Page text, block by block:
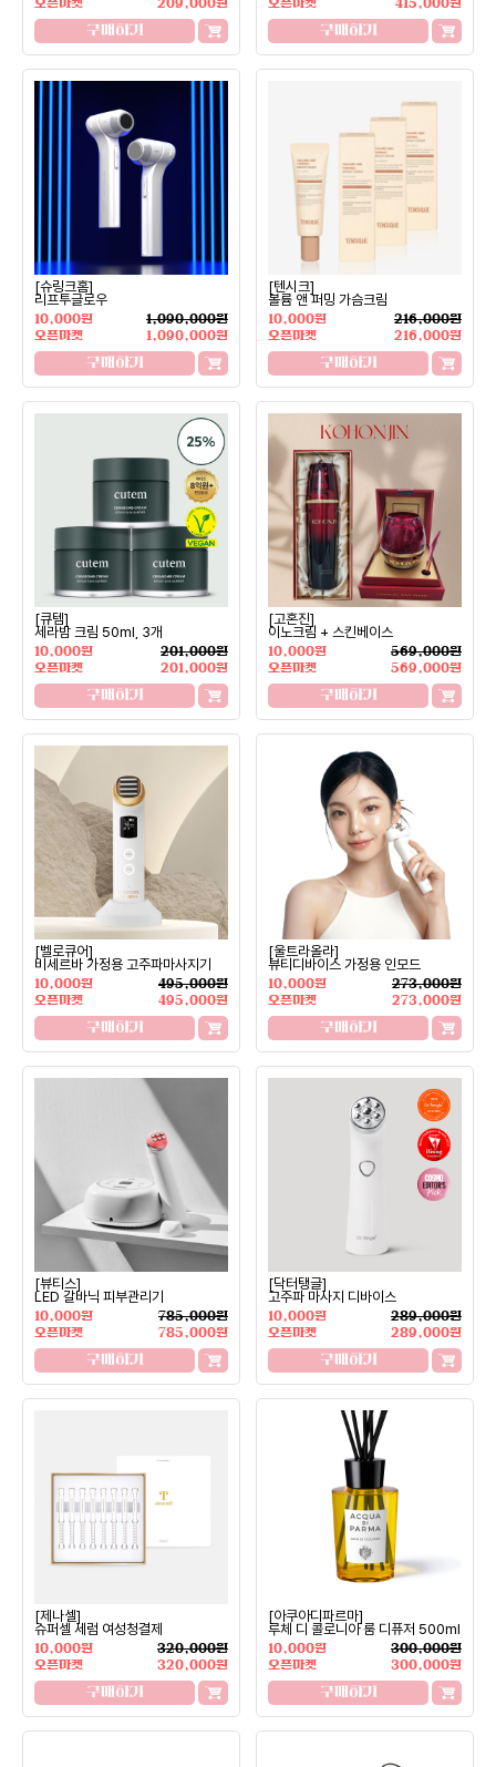
오픈마켓 209,000원
구매하기
오픈마켓 415,000원
구매하기
[슈링크홈]
리프투글로우
10,000원
1,090,000원
오픈마켓
1,090,000원
구매하기
[텐시크]
볼륨 앤 퍼밍 가슴크림
10,000원
216,000원
오픈마켓
216,000원
구매하기
[큐템]
세라밤 크림 50ml, 3개
10,000원
201,000원
오픈마켓
201,000원
구매하기
[고혼진]
이노크림 + 스킨베이스
10,000원
569,000원
오픈마켓
569,000원
구매하기
[벨로큐어]
비세르바 가정용 고주파마사지기
10,000원
495,000원
오픈마켓
495,000원
구매하기
[울트라올라]
뷰티디바이스 가정용 인모드
10,000원
273,000원
오픈마켓
273,000원
구매하기
[뷰티스]
LED 갈바닉 피부관리기
10,000원
785,000원
오픈마켓
785,000원
구매하기
[닥터탱글]
고주파 마사지 디바이스
10,000원
289,000원
오픈마켓
289,000원
구매하기
[제나셀]
슈퍼셀 세럼 여성청결제
10,000원
320,000원
오픈마켓
320,000원
구매하기
[아쿠아디파르마]
루체 디 콜로니아 룸 디퓨저 500ml
10,000원
300,000원
오픈마켓
300,000원
구매하기